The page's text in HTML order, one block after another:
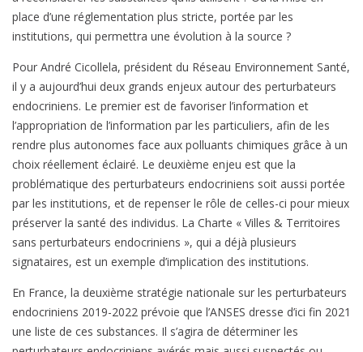
place d’une réglementation plus stricte, portée par les
institutions, qui permettra une évolution à la source ?
Pour André Cicollela, président du Réseau Environnement Santé,
il y a aujourd’hui deux grands enjeux autour des perturbateurs
endocriniens. Le premier est de favoriser l’information et
l’appropriation de l’information par les particuliers, afin de les
rendre plus autonomes face aux polluants chimiques grâce à un
choix réellement éclairé. Le deuxième enjeu est que la
problématique des perturbateurs endocriniens soit aussi portée
par les institutions, et de repenser le rôle de celles-ci pour mieux
préserver la santé des individus. La Charte « Villes & Territoires
sans perturbateurs endocriniens », qui a déjà plusieurs
signataires, est un exemple d’implication des institutions.
En France, la deuxième stratégie nationale sur les perturbateurs
endocriniens 2019-2022 prévoie que l’ANSES dresse d’ici fin 2021
une liste de ces substances. Il s’agira de déterminer les